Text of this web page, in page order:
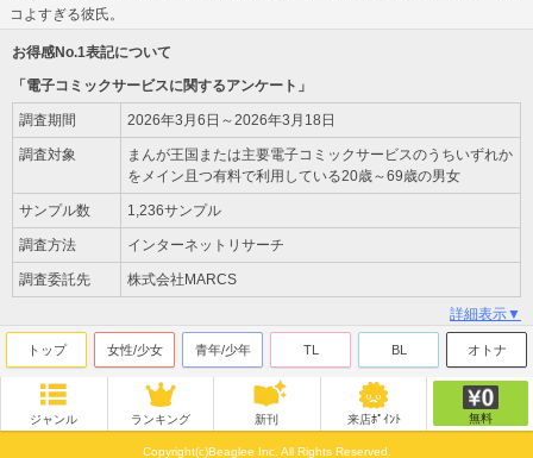
コよすぎる彼氏。
お得感No.1表記について
「電子コミックサービスに関するアンケート」
調査期間 2026年3月6日～2026年3月18日
調査対象
まんが王国または主要電子コミックサービスのうちいずれか
をメイン且つ有料で利用している20歳～69歳の男女
サンプル数 1,236サンプル
調査方法 インターネットリサーチ
調査委託先 株式会社MARCS
詳細表示▼
トップ 女性/少女 青年/少年 TL BL オトナ
ジャンル ランキング 新刊 来店ﾎﾟｲﾝﾄ 無料
Copyright(c)Beaglee Inc. All Rights Reserved.